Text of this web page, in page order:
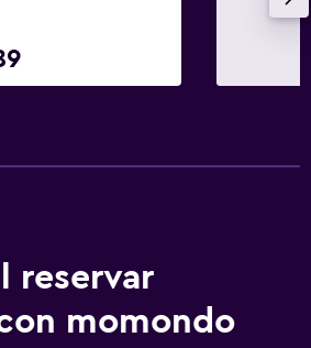
reservar
momondo